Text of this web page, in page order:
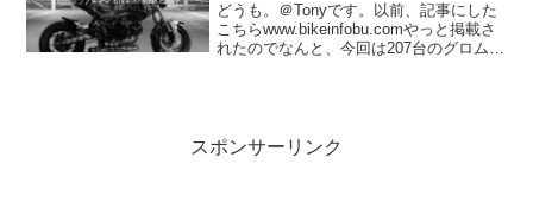
どうも。＠Tonyです。以前、記事にした
こちらwww.bikeinfobu.comやっと掲載さ
れたのでなんと、今回は207台のグロムが
スポンサーリンク